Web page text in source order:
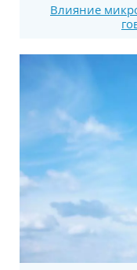
Влияние